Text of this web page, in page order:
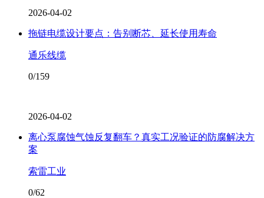
2026-04-02
拖链电缆设计要点：告别断芯、延长使用寿命
通乐线缆
0/159
2026-04-02
离心泵腐蚀气蚀反复翻车？真实工况验证的防腐解决方
案
索雷工业
0/62